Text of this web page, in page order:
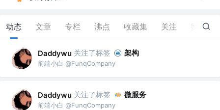
动态 文章 专栏 沸点 收藏集 关注 8
Daddywu 关注了标签 架构
前端小白 @FunqCompany
Daddywu 关注了标签 微服务
前端小白 @FunqCompany